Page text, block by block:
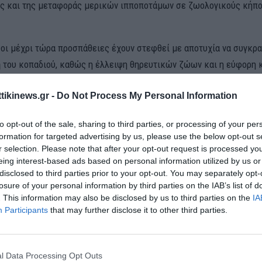
- Do Not Process My Personal Information
opt-out of the sale, sharing to third parties, or processing of your
for targeted advertising by us, please use the below opt-out
selection. Please note that after your opt-out request is processed
interest-based ads based on personal information utilized by us
to third parties prior to your opt-out. You may separately
of your personal information by third parties on the IAB’s list of
This information may also be disclosed by us to third parties on the
Participants that may further disclose it to other third parties.
Data Processing Opt Outs
και της μεταφοράς μερικών ιπποποτάμων σε ζωολογικούς
μέχρι τώρα προσπάθειες έχουν στεφθεί με αποτυχία να
του κοπαδιού, καθώς η έλλειψη θηρευτικών ζώων και η εύφορη
ανακηρύχθηκε χωροκατακτητικό από την κολομβιανή
δρόμο για τη θανάτωσή του.
της Κολομβίας Σουζάνα Μουχάμαντ είπε ότι 20
θα μεταφερθούν στο εξωτερικό -και «μερικοί» θα
να διευκρινιστούν τα κριτήρια της διαλογής ή της